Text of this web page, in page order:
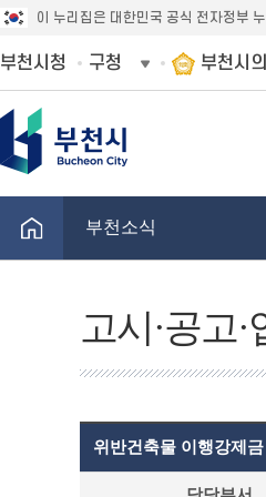
이 누리집은 대한민국 공식 전자정부
부천시청 구청 부천시
부천소식
고시·공고
위반건축물 이행강제